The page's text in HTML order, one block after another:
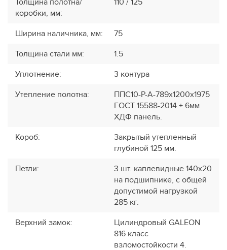
Толщина полотна/
коробки, мм:
110 / 125
Ширина наличника, мм:
75
Толщина стали мм:
1.5
Уплотнение:
3 контура
Утепление полотна:
ППС10-Р-А-789х1200х1975
ГОСТ 15588-2014 + 6мм
ХДФ панель.
Короб:
Закрытый утепленный
глубиной 125 мм.
Петли:
3 шт. каплевидные 140х20
на подшипнике, с общей
допустимой нагрузкой
285 кг.
Верхний замок:
Цилиндровый GALEON
816 класс
взломостойкости 4.